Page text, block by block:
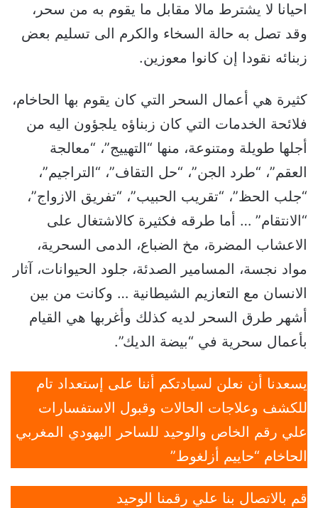
احيانا لا يشترط مالا مقابل ما يقوم به من سحر،
وقد تصل به حالة السخاء والكرم الى تسليم بعض
زبنائه نقودا إن كانوا معوزين.
كثيرة هي أعمال السحر التي كان يقوم بها الحاخام،
فلائحة الخدمات التي كان زبناؤه يلجؤون اليه من
أجلها طويلة ومتنوعة، منها “التهييج”، “معالجة
العقم”، “طرد الجن”، “حل التقاف”، “التراجيم”،
“جلب الحظ”، “تقريب الحبيب”، “تفريق الازواج”،
“الانتقام” … أما طرقه فكثيرة كالاشتغال على
الاعشاب المضرة، مخ الضباع، الدمى السحرية،
مواد نجسة، المسامير الصدئة، جلود الحيوانات، آثار
الانسان مع التعازيم الشيطانية … وكانت من بين
أشهر طرق السحر لديه كذلك وأغربها هي القيام
بأعمال سحرية في “بيضة الديك”.
يسعدنا أن نعلن لسيادتكم أننا على إستعداد تام
للكشف وعلاجات الحالات وقبول الاستفسارات
علي رقم الخاص والوحيد للساحر اليهودي المغربي
الحاخام “حاييم أزلغوط”
قم بالاتصال بنا علي رقمنا الوحيد